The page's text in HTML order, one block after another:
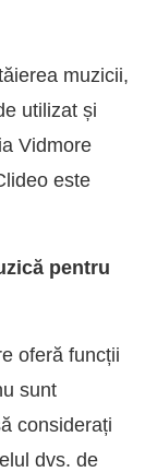
muzicii,
utilizat și
Vidmore
este
pentru
oferă funcții
sunt
considerați
dvs. de